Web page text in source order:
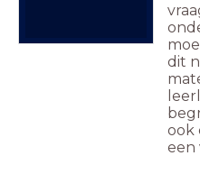
dit
ook
een